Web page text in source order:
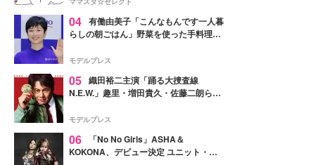
04 有働由美子「こんなもんです一人暮
らしの朝ごはん」野菜を使った手料理公
そう」と反響
モデルプレス
05 織田裕二主演「踊る大捜査線
N.E.W.」趣里・増田貴久・佐藤二朗ら新
徴する“謎のキーワード”も
モデルプレス
06
「No No Girls」ASHA＆
KOKONA、デビュー決定 ユニット・